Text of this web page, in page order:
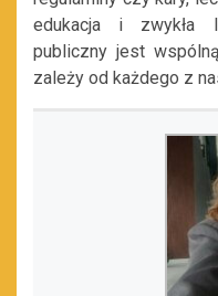
edukacja i zwykła
publiczny jest
zależy od każdego z